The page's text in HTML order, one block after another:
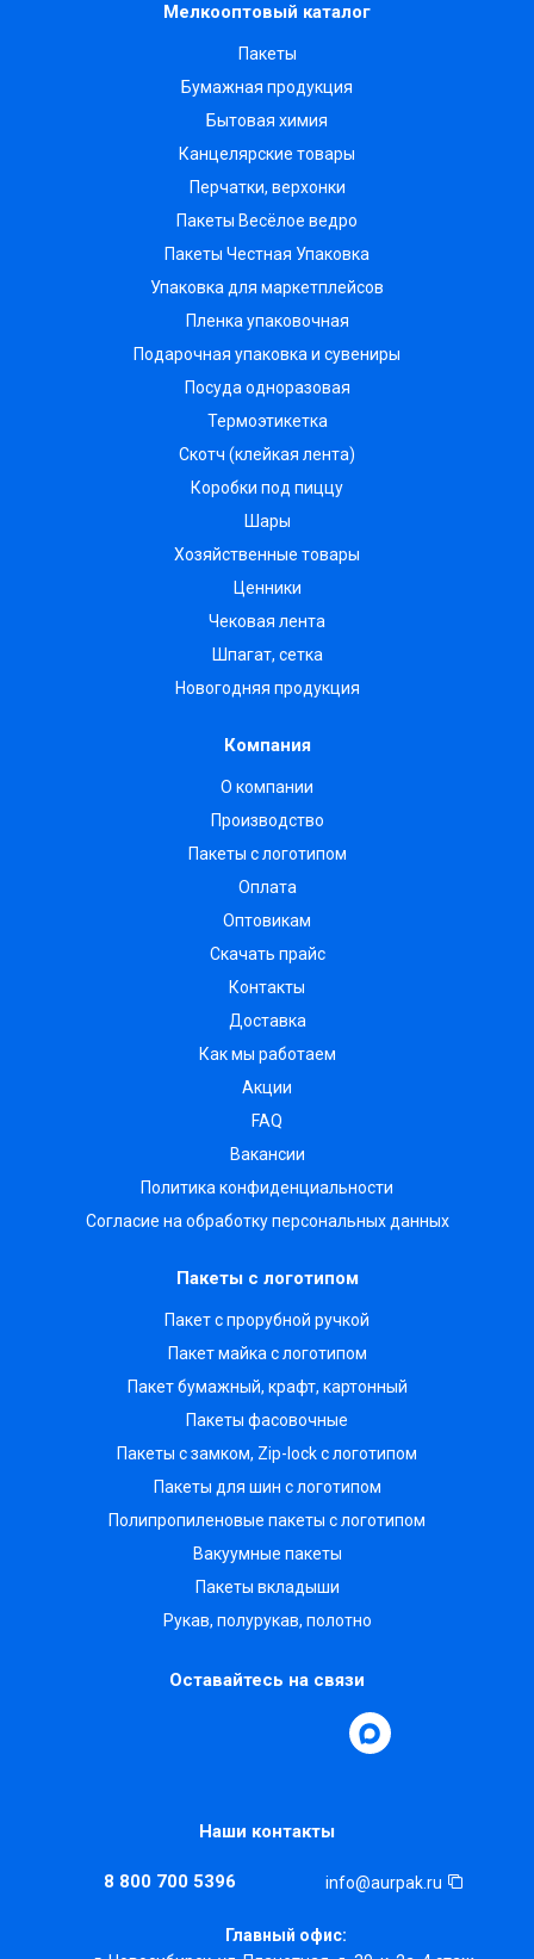
Мелкооптовый каталог
Пакеты
Бумажная продукция
Бытовая химия
Канцелярские товары
Перчатки, верхонки
Пакеты Весёлое ведро
Пакеты Честная Упаковка
Упаковка для маркетплейсов
Пленка упаковочная
Подарочная упаковка и сувениры
Посуда одноразовая
Термоэтикетка
Скотч (клейкая лента)
Коробки под пиццу
Шары
Хозяйственные товары
Ценники
Чековая лента
Шпагат, сетка
Новогодняя продукция
Компания
О компании
Производство
Пакеты с логотипом
Оплата
Оптовикам
Скачать прайс
Контакты
Доставка
Как мы работаем
Акции
FAQ
Вакансии
Политика конфиденциальности
Согласие на обработку персональных данных
Пакеты с логотипом
Пакет с прорубной ручкой
Пакет майка с логотипом
Пакет бумажный, крафт, картонный
Пакеты фасовочные
Пакеты с замком, Zip-lock с логотипом
Пакеты для шин с логотипом
Полипропиленовые пакеты с логотипом
Вакуумные пакеты
Пакеты вкладыши
Рукав, полурукав, полотно
Оставайтесь на связи
Наши контакты
8 800 700 5396 info@aurpak.ru
Главный офис: